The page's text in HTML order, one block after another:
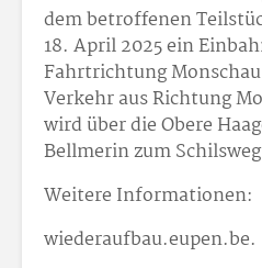
dem betroffenen
18. April 2025 ein
Fahrtrichtung
Verkehr aus Richtung
wird über die Obere
Bellmerin zum
Weitere Informationen:
wiederaufbau.eupen.be.